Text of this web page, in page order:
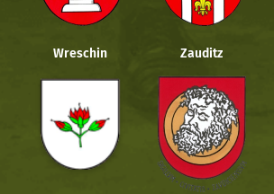
Wreschin Zauditz